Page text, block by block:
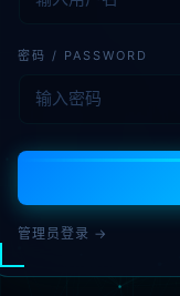
密码 / PASSWORD
管理员登录 →